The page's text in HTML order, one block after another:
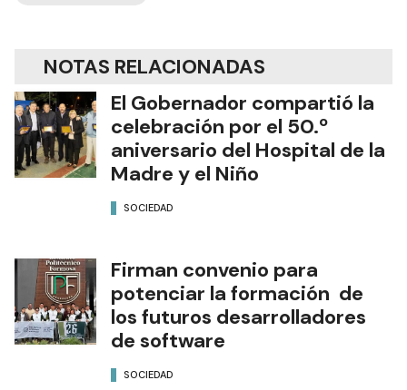
NOTAS RELACIONADAS
El Gobernador compartió la
celebración por el 50.º
aniversario del Hospital de la
Madre y el Niño
SOCIEDAD
Firman convenio para
potenciar la formación de
los futuros desarrolladores
de software
SOCIEDAD